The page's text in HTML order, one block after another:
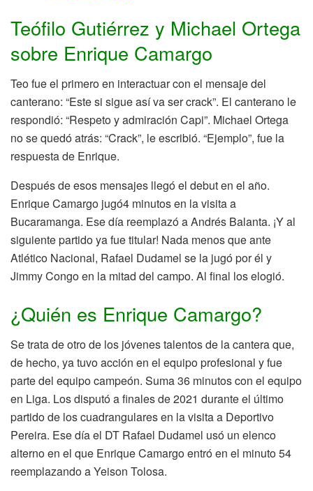
Teófilo Gutiérrez y Michael Ortega
sobre Enrique Camargo
Teo fue el primero en interactuar con el mensaje del
canterano: “Este si sigue así va ser crack”. El canterano le
respondió: “Respeto y admiración Capi”. Michael Ortega
no se quedó atrás: “Crack”, le escribió. “Ejemplo”, fue la
respuesta de Enrique.
Después de esos mensajes llegó el debut en el año.
Enrique Camargo jugó4 minutos en la visita a
Bucaramanga. Ese día reemplazó a Andrés Balanta. ¡Y al
siguiente partido ya fue titular! Nada menos que ante
Atlético Nacional, Rafael Dudamel se la jugó por él y
Jimmy Congo en la mitad del campo. Al final los elogió.
¿Quién es Enrique Camargo?
Se trata de otro de los jóvenes talentos de la cantera que,
de hecho, ya tuvo acción en el equipo profesional y fue
parte del equipo campeón. Suma 36 minutos con el equipo
en Liga. Los disputó a finales de 2021 durante el último
partido de los cuadrangulares en la visita a Deportivo
Pereira. Ese día el DT Rafael Dudamel usó un elenco
alterno en el que Enrique Camargo entró en el minuto 54
reemplazando a Yeison Tolosa.